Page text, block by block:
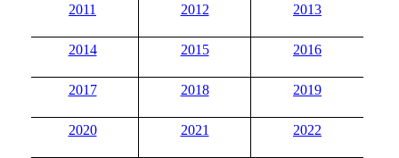
2011 2012 2013
2014 2015 2016
2017 2018 2019
2020 2021 2022